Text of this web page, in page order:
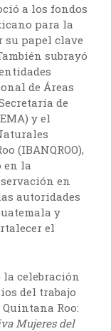
a los fondos
para la
su papel clave
subrayó
de Áreas
de
y el
(IBANQROO),
en la
en
autoridades
y
el
la celebración
del trabajo
Roo:
Mujeres del